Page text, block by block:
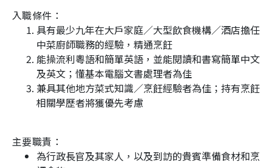
入職條件：
具有最少九年在大戶家庭／大型飲食機構／酒店擔任
中菜廚師職務的經驗，精通烹飪
能操流利粵語和簡單英語，並能閱讀和書寫簡單中文
及英文；懂基本電腦文書處理者為佳
兼具其他地方菜式知識／烹飪經驗者為佳；持有烹飪
相關學歷者將獲優先考慮
主要職責：
為行政長官及其家人，以及到訪的貴賓準備食材和烹